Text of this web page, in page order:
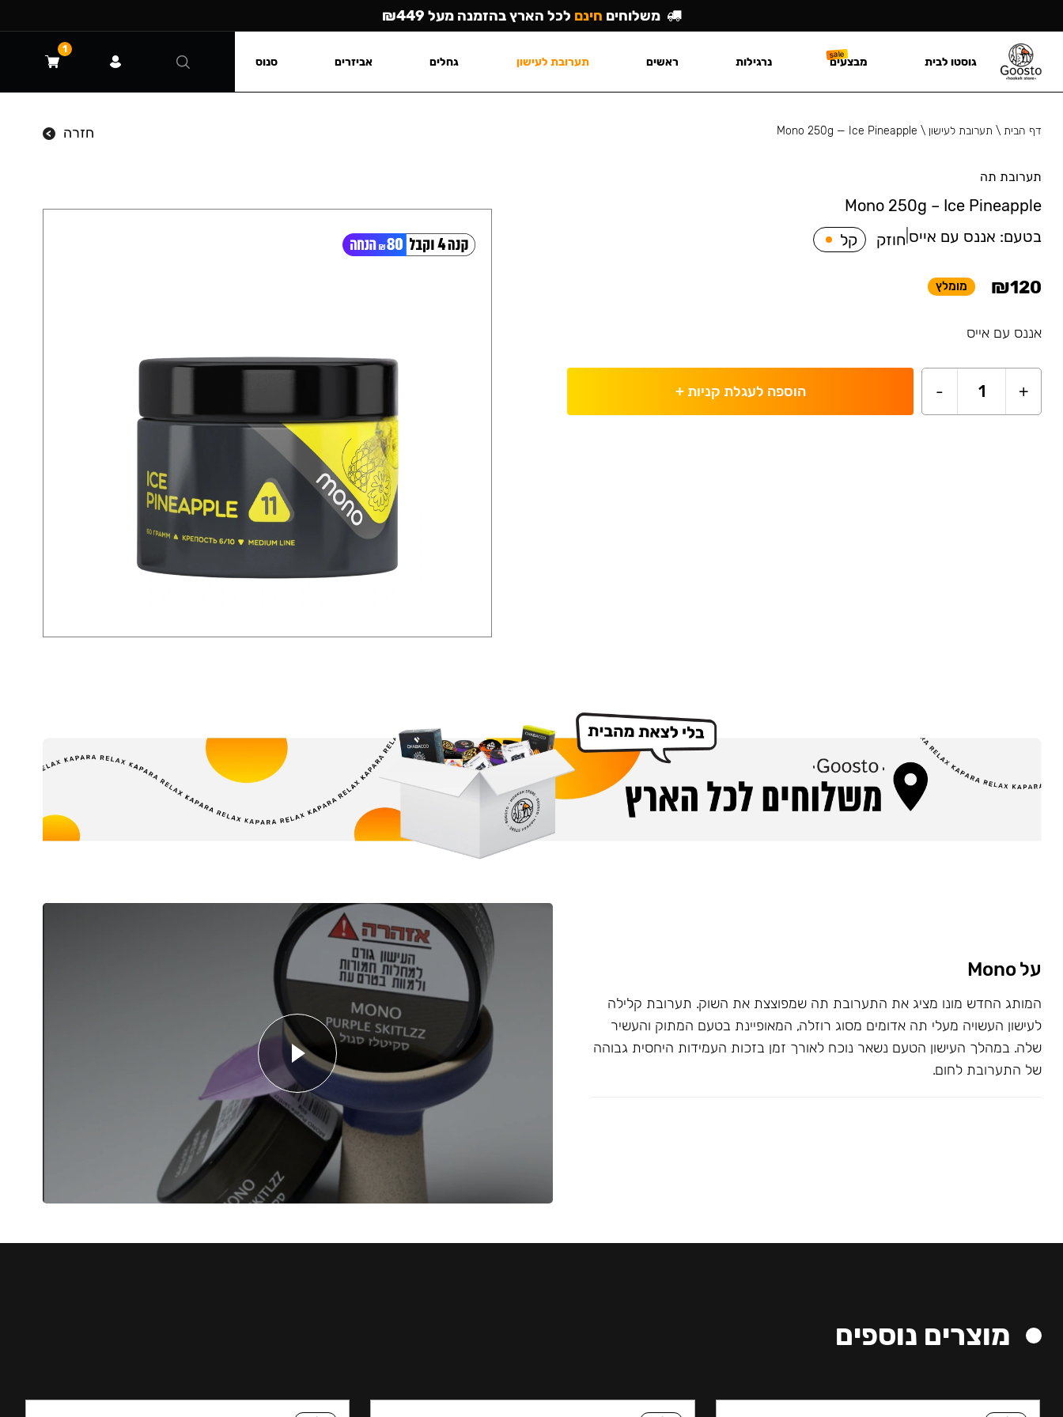
דף הבית\ תערובת לעישון \
Mono 250g — Ice Pineapple חזרה
תערובת תה
Mono 250g – Ice Pineapple
בטעם: אננס עם אייס חוזק קל
₪120 מומלץ
אננס עם אייס
+
1
- הוספה לעגלת קניות+
על Mono
המותג החדש מונו מציג את התערובת תה שמפוצצת את השוק. תערובת קלילה
לעישון העשויה מעלי תה אדומים מסוג רוזלה, המאופיינת בטעם המתוק והעשיר
שלה. במהלך העישון הטעם נשאר נוכח לאורך זמן בזכות העמידות היחסית גבוהה
של התערובת לחום.
מוצרים נוספים
משלוחים חינם לכל הארץ בהזמנה מעל ₪449
גוסטו לבית מבצעים נרגילות ראשים תערובת לעישון גחלים אביזרים סנוס
1